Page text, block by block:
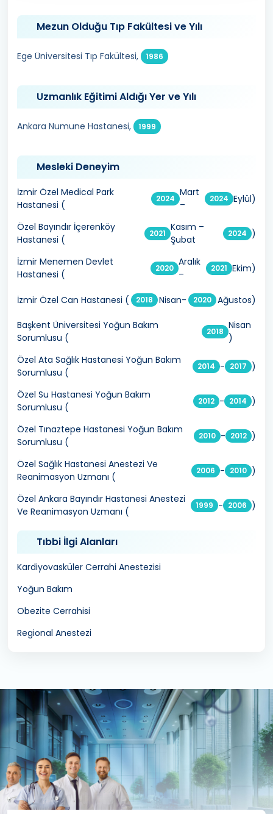
Mezun Olduğu Tıp Fakültesi ve Yılı
Ege Üniversitesi Tıp Fakültesi, 1986
Uzmanlık Eğitimi Aldığı Yer ve Yılı
Ankara Numune Hastanesi, 1999
Mesleki Deneyim
İzmir Özel Medical Park
Hastanesi (
2024
Mart
–
2024 Eylül)
Özel Bayındır İçerenköy
Hastanesi (
2021
Kasım –
Şubat
2024 )
İzmir Menemen Devlet
Hastanesi (
2020
Aralık
–
2021 Ekim)
İzmir Özel Can Hastanesi ( 2018 Nisan- 2020 Ağustos)
Başkent Üniversitesi Yoğun Bakım
Sorumlusu (
2018
Nisan
)
Özel Ata Sağlık Hastanesi Yoğun Bakım
Sorumlusu (
2014 - 2017 )
Özel Su Hastanesi Yoğun Bakım
Sorumlusu (
2012 - 2014 )
Özel Tınaztepe Hastanesi Yoğun Bakım
Sorumlusu (
2010 - 2012 )
Özel Sağlık Hastanesi Anestezi Ve
Reanimasyon Uzmanı (
2006 - 2010 )
Özel Ankara Bayındır Hastanesi Anestezi
Ve Reanimasyon Uzmanı (
1999 - 2006 )
Tıbbi İlgi Alanları
Kardiyovasküler Cerrahi Anestezisi
Yoğun Bakım
Obezite Cerrahisi
Regional Anestezi